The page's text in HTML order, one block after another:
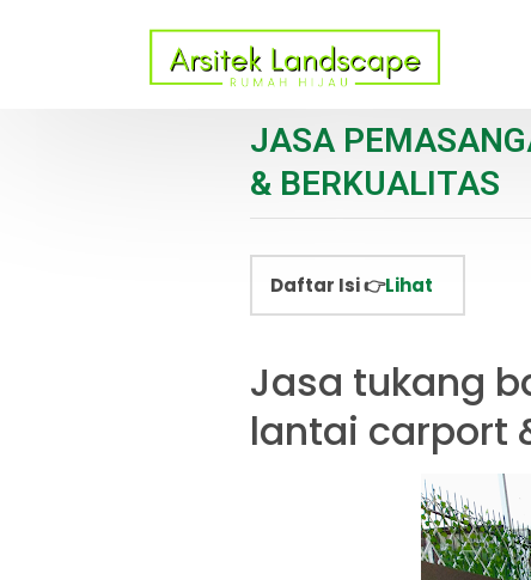
JASA
& BERKUALITAS
Daftar Isi 👉Lihat
Jasa tukang
lantai carport